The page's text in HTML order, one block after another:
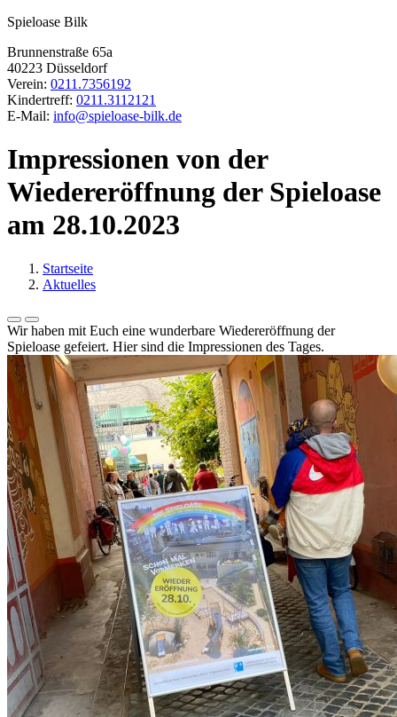
Spieloase Bilk
Brunnenstraße 65a
40223 Düsseldorf
Verein: 0211.7356192
Kindertreff: 0211.3112121
E-Mail: info@spieloase-bilk.de
Impressionen von der
Wiedereröffnung der Spieloase
am 28.10.2023
Startseite
Aktuelles
Wir haben mit Euch eine wunderbare Wiedereröffnung der
Spieloase gefeiert. Hier sind die Impressionen des Tages.